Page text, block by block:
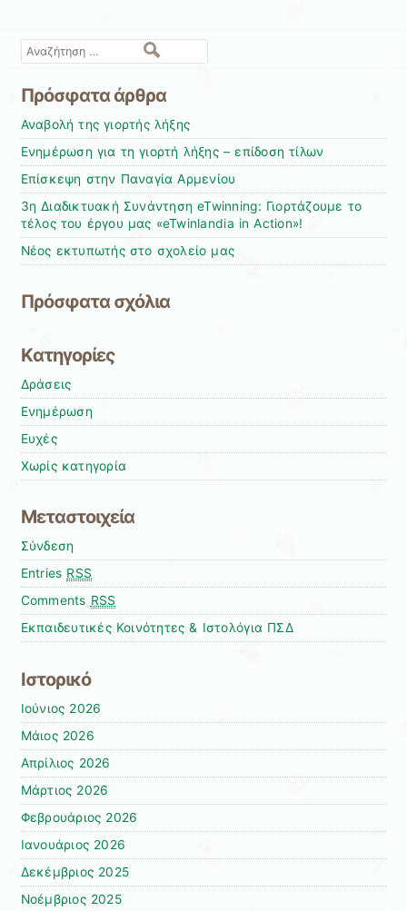
Αναζήτηση
Πρόσφατα άρθρα
Αναβολή της γιορτής λήξης
Ενημέρωση για τη γιορτή λήξης – επίδοση τίλων
Επίσκεψη στην Παναγία Αρμενίου
3η Διαδικτυακή Συνάντηση eTwinning: Γιορτάζουμε το
τέλος του έργου μας «eTwinlandia in Action»!
Νέος εκτυπωτής στο σχολείο μας
Πρόσφατα σχόλια
Kατηγορίες
Δράσεις
Ενημέρωση
Ευχές
Χωρίς κατηγορία
Μεταστοιχεία
Σύνδεση
Entries RSS
Comments RSS
Εκπαιδευτικές Κοινότητες & Ιστολόγια ΠΣΔ
Ιστορικό
Ιούνιος 2026
Μάιος 2026
Απρίλιος 2026
Μάρτιος 2026
Φεβρουάριος 2026
Ιανουάριος 2026
Δεκέμβριος 2025
Νοέμβριος 2025